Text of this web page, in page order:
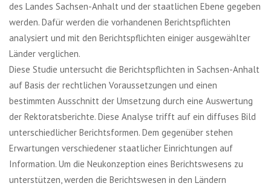
des Landes Sachsen-Anhalt und der staatlichen Ebene gegeben
werden. Dafür werden die vorhandenen Berichtspflichten
analysiert und mit den Berichtspflichten einiger ausgewählter
Länder verglichen.
Diese Studie untersucht die Berichtspflichten in Sachsen-Anhalt
auf Basis der rechtlichen Voraussetzungen und einen
bestimmten Ausschnitt der Umsetzung durch eine Auswertung
der Rektoratsberichte. Diese Analyse trifft auf ein diffuses Bild
unterschiedlicher Berichtsformen. Dem gegenüber stehen
Erwartungen verschiedener staatlicher Einrichtungen auf
Information. Um die Neukonzeption eines Berichtswesens zu
unterstützen, werden die Berichtswesen in den Ländern